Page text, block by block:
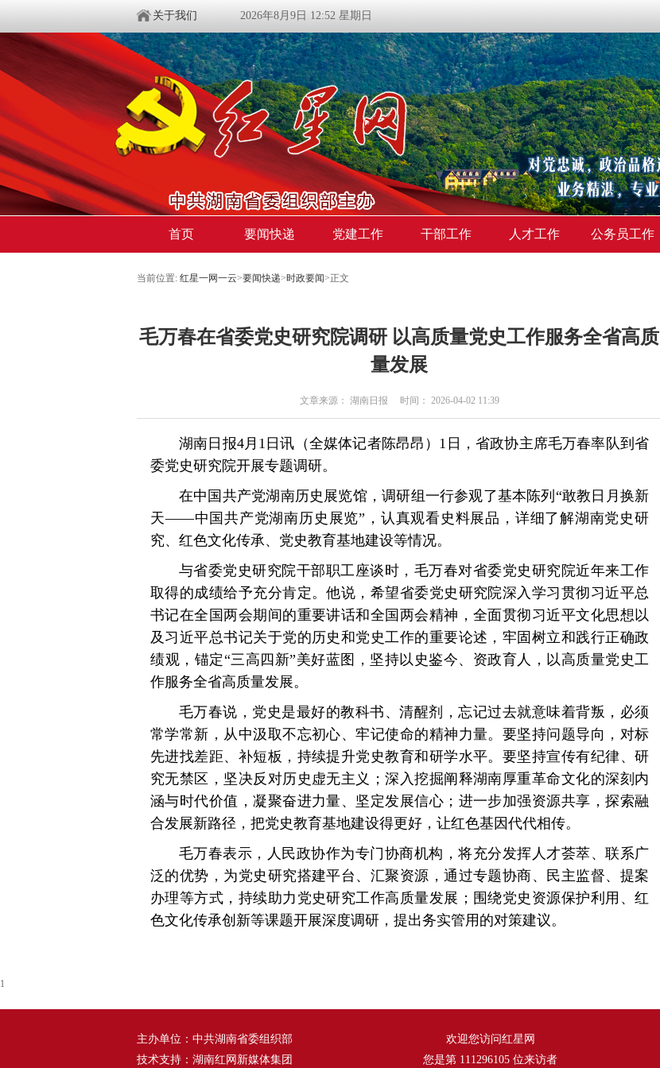
关于我们 2026年8月9日 12:52 星期日
首页 要闻快递 党建工作 干部工作 人才工作 公务员工作
当前位置: 红星一网一云>要闻快递>时政要闻>正文
毛万春在省委党史研究院调研 以高质量党史工作服务全省高质
量发展
文章来源： 湖南日报 时间： 2026-04-02 11:39
湖南日报4月1日讯（全媒体记者陈昂昂）1日，省政协主席毛万春率队到省
委党史研究院开展专题调研。
在中国共产党湖南历史展览馆，调研组一行参观了基本陈列“敢教日月换新
天——中国共产党湖南历史展览”，认真观看史料展品，详细了解湖南党史研
究、红色文化传承、党史教育基地建设等情况。
与省委党史研究院干部职工座谈时，毛万春对省委党史研究院近年来工作
取得的成绩给予充分肯定。他说，希望省委党史研究院深入学习贯彻习近平总
书记在全国两会期间的重要讲话和全国两会精神，全面贯彻习近平文化思想以
及习近平总书记关于党的历史和党史工作的重要论述，牢固树立和践行正确政
绩观，锚定“三高四新”美好蓝图，坚持以史鉴今、资政育人，以高质量党史工
作服务全省高质量发展。
毛万春说，党史是最好的教科书、清醒剂，忘记过去就意味着背叛，必须
常学常新，从中汲取不忘初心、牢记使命的精神力量。要坚持问题导向，对标
先进找差距、补短板，持续提升党史教育和研学水平。要坚持宣传有纪律、研
究无禁区，坚决反对历史虚无主义；深入挖掘阐释湖南厚重革命文化的深刻内
涵与时代价值，凝聚奋进力量、坚定发展信心；进一步加强资源共享，探索融
合发展新路径，把党史教育基地建设得更好，让红色基因代代相传。
毛万春表示，人民政协作为专门协商机构，将充分发挥人才荟萃、联系广
泛的优势，为党史研究搭建平台、汇聚资源，通过专题协商、民主监督、提案
办理等方式，持续助力党史研究工作高质量发展；围绕党史资源保护利用、红
色文化传承创新等课题开展深度调研，提出务实管用的对策建议。
1
主办单位：中共湖南省委组织部
技术支持：湖南红网新媒体集团
欢迎您访问红星网
您是第 111296105 位来访者